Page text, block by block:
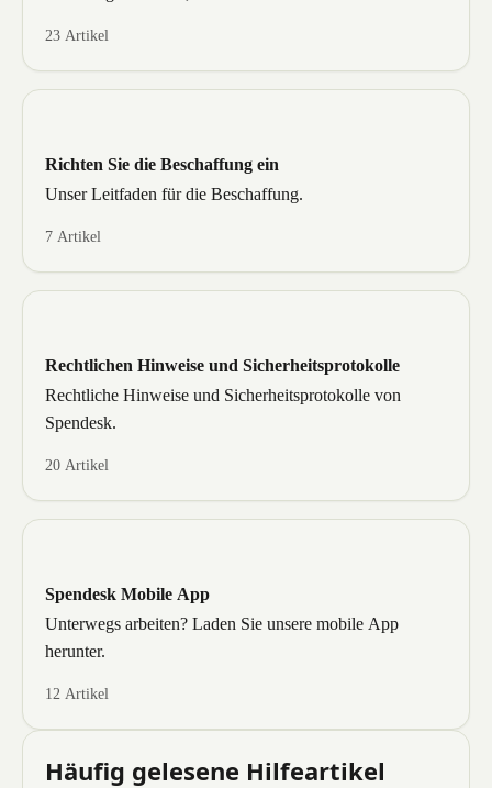
23 Artikel
Richten Sie die Beschaffung ein
Unser Leitfaden für die Beschaffung.
7 Artikel
Rechtlichen Hinweise und Sicherheitsprotokolle
Rechtliche Hinweise und Sicherheitsprotokolle von
Spendesk.
20 Artikel
Spendesk Mobile App
Unterwegs arbeiten? Laden Sie unsere mobile App
herunter.
12 Artikel
Häufig gelesene Hilfeartikel